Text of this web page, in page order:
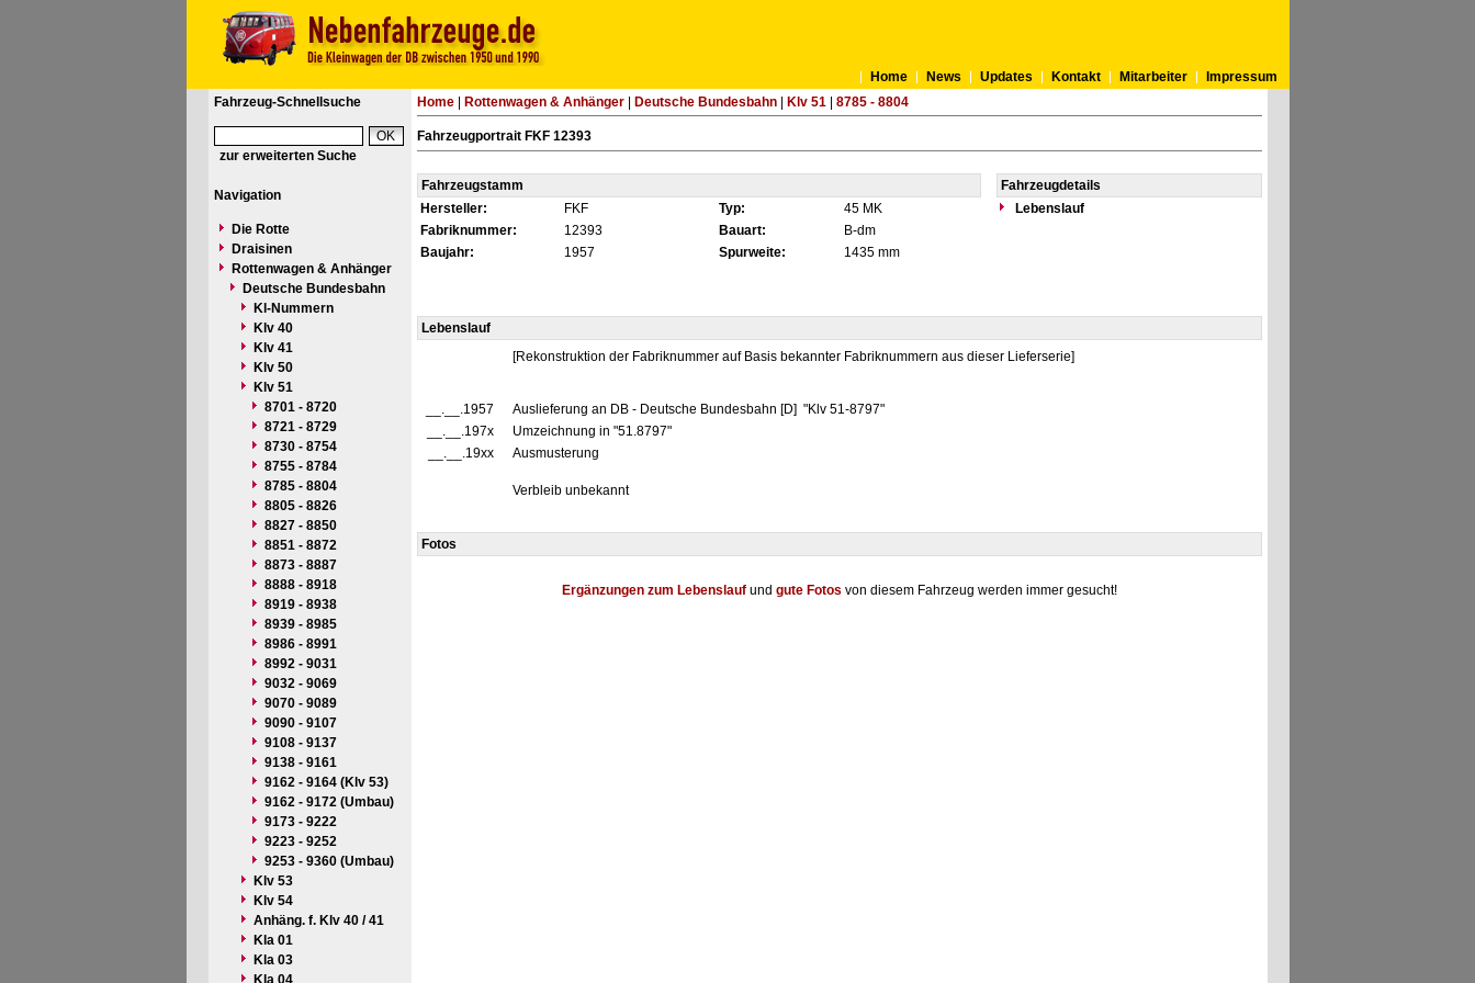
Home News Updates Kontakt Mitarbeiter
Impressum
Fahrzeug-Schnellsuche
zur erweiterten Suche
Navigation
Die Rotte
Draisinen
Rottenwagen & Anhänger
Deutsche Bundesbahn
Kl-Nummern
Klv 40
Klv 41
Klv 50
Klv 51
8701 - 8720
8721 - 8729
8730 - 8754
8755 - 8784
8785 - 8804
8805 - 8826
8827 - 8850
8851 - 8872
8873 - 8887
8888 - 8918
8919 - 8938
8939 - 8985
8986 - 8991
8992 - 9031
9032 - 9069
9070 - 9089
9090 - 9107
9108 - 9137
9138 - 9161
9162 - 9164 (Klv 53)
9162 - 9172 (Umbau)
9173 - 9222
9223 - 9252
9253 - 9360 (Umbau)
Klv 53
Klv 54
Anhäng. f. Klv 40 / 41
Kla 01
Kla 03
Kla 04
Home| Rottenwagen & Anhänger| Deutsche Bundesbahn| Klv 51| 8785 - 8804
Fahrzeugportrait FKF 12393
Fahrzeugstamm
Fahrzeugdetails
Hersteller:
FKF Typ: 45 MK
Lebenslauf
Fabriknummer:
12393 Bauart:
B-dm
Baujahr:
1957 Spurweite: 1435 mm
Lebenslauf
[Rekonstruktion der Fabriknummer auf Basis bekannter Fabriknummern aus dieser Lieferserie]
__.__.1957
Auslieferung an DB - Deutsche Bundesbahn [D] "Klv 51-8797"
__.__.197x
Umzeichnung in "51.8797"
__.__.19xx
Ausmusterung
Verbleib unbekannt
Fotos
Ergänzungen zum Lebenslaufund gute Fotos von diesem Fahrzeug werden immer gesucht!